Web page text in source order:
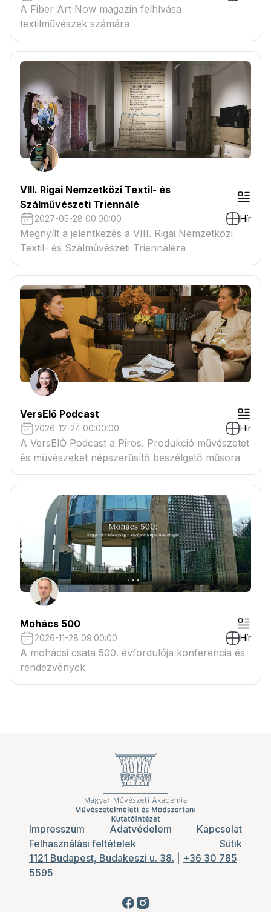
A Fiber Art Now magazin felhívása
textilművészek számára
VIII. Rigai Nemzetközi Textil- és
Szálművészeti Triennálé
2027-05-28 00:00:00 Hír
Megnyílt a jelentkezés a VIII. Rigai Nemzetközi
Textil- és Szálművészeti Triennáléra
VersElő Podcast
2026-12-24 00:00:00 Hír
A VersElŐ Podcast a Piros. Produkció művészetet
és művészeket népszerűsítő beszélgető műsora
Mohács 500
2026-11-28 09:00:00 Hír
A mohácsi csata 500. évfordulója konferencia és
rendezvények
Impresszum Adatvédelem
Kapcsolat
Felhasználási feltételek
Sütik
1121 Budapest, Budakeszi u. 38.
+36 30 785
5595